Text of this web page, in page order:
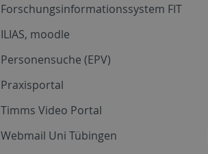
Forschungsinformationssystem FIT
ILIAS, moodle
Personensuche (EPV)
Praxisportal
Timms Video Portal
Webmail Uni Tübingen